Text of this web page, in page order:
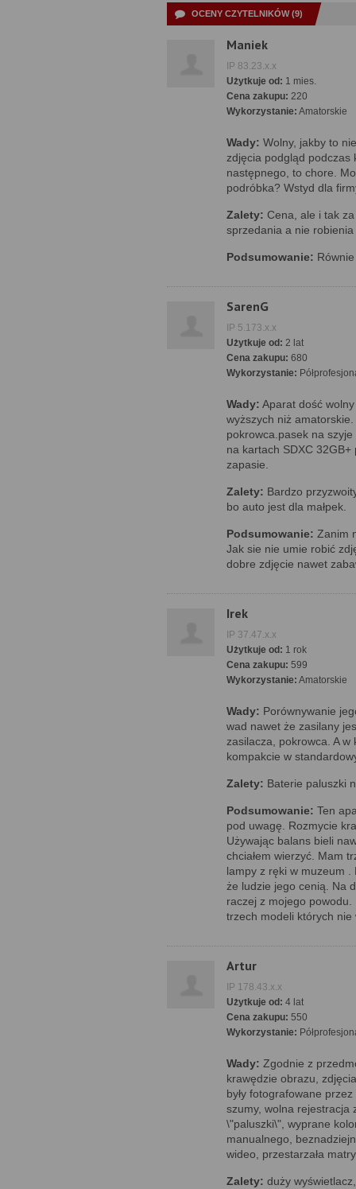
OCENY CZYTELNIKÓW (9)
Maniek
IP 83.23.x.x
Użytkuje od: 1 mies.
Cena zakupu: 220
Wykorzystanie: Amatorskie
Wady: Wolny, jakby to
zdjęcia podgląd podczas
następnego, to chore.
podróbka? Wstyd dla
Zalety: Cena, ale i tak
sprzedania a nie
Podsumowanie:
SarenG
IP 5.173.x.x
Użytkuje od: 2 lat
Cena zakupu: 680
Wykorzystanie:
Wady: Aparat dość
wyższych niż
pokrowca.pasek na
na kartach SDXC 32GB+
zapasie.
Zalety: Bardzo
bo auto jest dla małpek.
Podsumowanie: Zanim
Jak sie nie umie robić
dobre zdjęcie nawet
Irek
IP 37.47.x.x
Użytkuje od: 1 rok
Cena zakupu: 599
Wykorzystanie: Amatorskie
Wady: Porównywanie
wad nawet że zasilany
zasilacza, pokrowca. A
kompakcie w
Zalety: Baterie paluszki
Podsumowanie: Ten
pod uwagę. Rozmycie
Używając balans bieli
chciałem wierzyć. Mam
lampy z ręki w muzeum
że ludzie jego cenią. Na
raczej z mojego powodu.
trzech modeli których
Artur
IP 178.43.x.x
Użytkuje od: 4 lat
Cena zakupu: 550
Wykorzystanie:
Wady: Zgodnie z
krawędzie obrazu,
były fotografowane przez
szumy, wolna rejestracja
\"paluszki\", wyprane
manualnego,
wideo, przestarzała
Zalety: duży